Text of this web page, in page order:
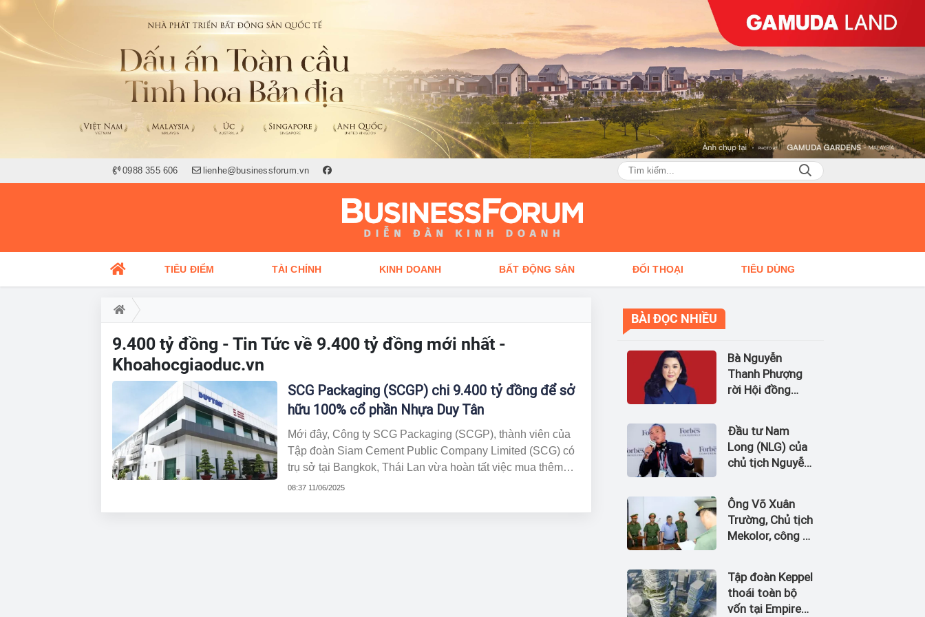
0988 355 606 lienhe@businessforum.vn
TIÊU ĐIỂM TÀI CHÍNH KINH DOANH BẤT ĐỘNG SẢN ĐỐI THOẠI TIÊU DÙNG
9.400 tỷ đồng - Tin Tức về 9.400 tỷ đồng mới nhất -
Khoahocgiaoduc.vn
SCG Packaging (SCGP) chi 9.400 tỷ đồng để sở
hữu 100% cổ phần Nhựa Duy Tân
Mới đây, Công ty SCG Packaging (SCGP), thành viên của
Tập đoàn Siam Cement Public Company Limited (SCG) có
trụ sở tại Bangkok, Thái Lan vừa hoàn tất việc mua thêm
30% cổ phần tại Công ty Cổ phần Sản xuất Nhựa Duy Tân.
08:37 11/06/2025
BÀI ĐỌC NHIỀU
Bà Nguyễn
Thanh Phượng
rời Hội đồng
hàng Bản Việt
(BVBank)
Đầu tư Nam
Long (NLG) của
chủ tịch Nguyễn
kiến bán quỹ đất
tại dự án
Waterpoint,
Izumi City
Ông Võ Xuân
Trường, Chủ tịch
Mekolor, công ty
đường sắt cao
tốc Bắc Nam bị
Tập đoàn Keppel
thoái toàn bộ
vốn tại Empire